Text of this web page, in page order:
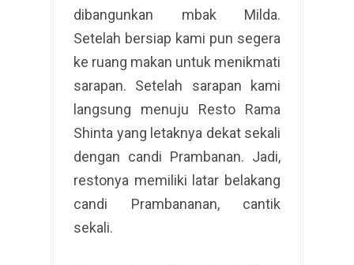
dibangunkan mbak Milda.
Setelah bersiap kami pun segera
ke ruang makan untuk menikmati
sarapan. Setelah sarapan kami
langsung menuju Resto Rama
Shinta yang letaknya dekat sekali
dengan candi Prambanan. Jadi,
restonya memiliki latar belakang
candi Prambananan, cantik
sekali.